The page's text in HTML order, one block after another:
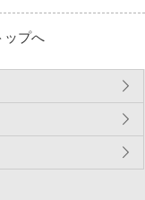
ップへ